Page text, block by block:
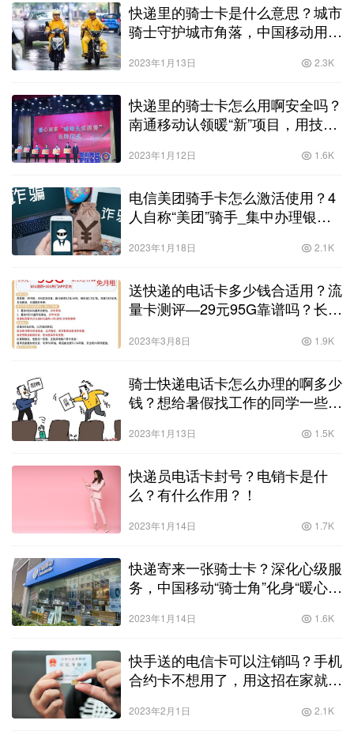
快递里的骑士卡是什么意思？城市
骑士守护城市角落，中国移动用心
2023年1月13日 2.3K
快递里的骑士卡怎么用啊安全吗？
南通移动认领暖“新”项目，用技术
2023年1月12日 1.6K
电信美团骑手卡怎么激活使用？4
人自称“美团”骑手_集中办理银行
2023年1月18日 2.1K
送快递的电话卡多少钱合适用？流
量卡测评—29元95G靠谱吗？长期
100G！
2023年3月8日 1.9K
骑士快递电话卡怎么办理的啊多少
钱？想给暑假找工作的同学一些建
2023年1月13日 1.5K
快递员电话卡封号？电销卡是什
么？有什么作用？！
2023年1月14日 1.7K
快递寄来一张骑士卡？深化心级服
务，中国移动“骑士角”化身“暖心
2023年1月14日 1.6K
快手送的电信卡可以注销吗？手机
合约卡不想用了，用这招在家就能
2023年2月1日 2.1K